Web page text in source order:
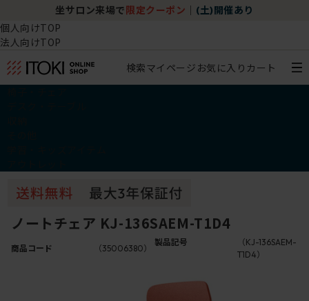
坐サロン来場で 限定クーポン (土)開催あり
個人向けTOP
法人向けTOP
検索マイページ お気に入り カート
ノートチェア KJ-136SAEM-T1D4
商品コード （35006380）
製品記号
（KJ-136SAEM-
T1D4）